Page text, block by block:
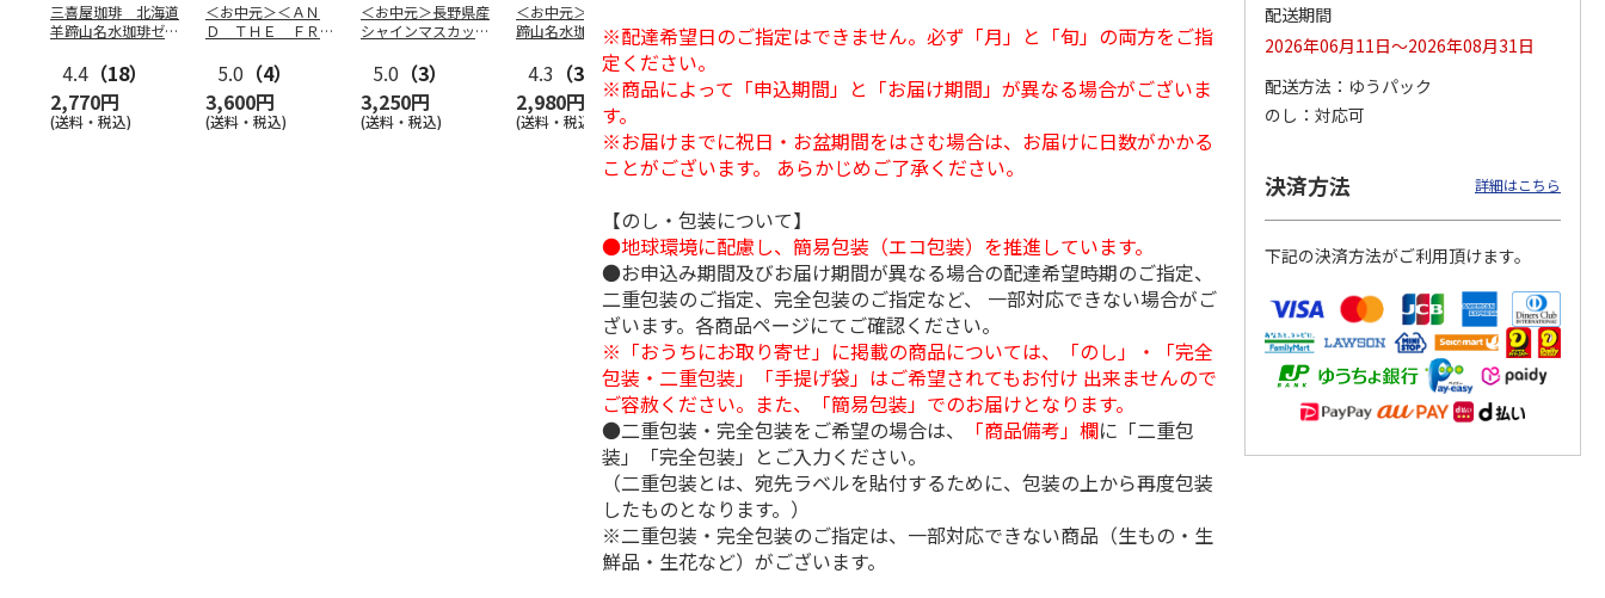
三喜屋珈琲 北海道
羊蹄山名水珈琲ゼリ
4.4 （18）
2,770円
(送料・税込)
＜お中元＞＜ＡＮ
Ｄ ＴＨＥ ＦＲＩ
ト５種
…
5.0 （4）
3,600円
(送料・税込)
＜お中元＞長野県産
シャインマスカット
5.0 （3）
3,250円
(送料・税込)
＜お中元＞北海道羊
蹄山名水珈琲ゼリー
4.3 （3）
2,980円
(送料・税込)
え＞３層デザートジ
ュレパフェ～国産フ
ルー…
4.7
（10）
2,980円
疋屋＞銀座ゼリー９
個
（5）
3,240円
コレートシロップポ
ーション」
4,980円
＜沼津深海プリン工
房＞プレーン・深海
プリンセット
3,900円
【冷凍】三國シェフ
6個セット(クレー…
5.0
（4）
4,320円
(送料・税込)
くちバーム詰合せ
※配達希望日のご指定はできません。必ず「月」と「旬」の両方をご指
定ください。
※商品によって「申込期間」と「お届け期間」が異なる場合がございま
す。
※お届けまでに祝日・お盆期間をはさむ場合は、お届けに日数がかかる
ことがございます。 あらかじめご了承ください。
【のし・包装について】
●地球環境に配慮し、簡易包装（エコ包装）を推進しています。
●お申込み期間及びお届け期間が異なる場合の配達希望時期のご指定、
二重包装のご指定、完全包装のご指定など、 一部対応できない場合がご
ざいます。各商品ページにてご確認ください。
※「おうちにお取り寄せ」に掲載の商品については、「のし」・「完全
包装・二重包装」「手提げ袋」はご希望されてもお付け 出来ませんので
ご容赦ください。また、「簡易包装」でのお届けとなります。
●二重包装・完全包装をご希望の場合は、
「商品備考」欄に「二重包
装」「完全包装」とご入力ください。
（二重包装とは、宛先ラベルを貼付するために、包装の上から再度包装
したものとなります。）
※二重包装・完全包装のご指定は、一部対応できない商品（生もの・生
鮮品・生花など）がございます。
配送期間
2026年06月11日～2026年08月31日
配送方法
ゆうパック
のし
対応可
決済方法 詳細はこちら
下記の決済方法がご利用頂けます。